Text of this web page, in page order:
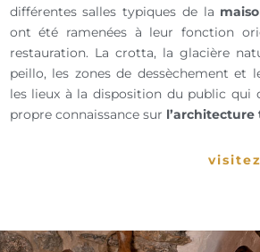
différentes salles typiques de la
ont été ramenées à leur fonction
restauration. La crotta, la glacière
peillo, les zones de dessèchement et
les lieux à la disposition du public qui
propre connaissance sur